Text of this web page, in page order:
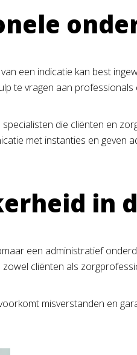
een indicatie kan best
te vragen aan
specialisten die cliënten en
met instanties en
in
een administratief
zowel cliënten als
misverstanden en